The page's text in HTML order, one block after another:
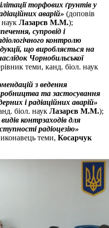
торфових ґрунтів у
аварій» (доповів
Лазарєв М.М.);
супровід і
контролю
що виробляється на
Чорнобильської
теми, канд. біол. наук
з ведення
та застосування
і радіаційних аварій»
біол. наук Лазарєв М.М.);
контрзаходів для
радіоцезію»
теми, Косарчук